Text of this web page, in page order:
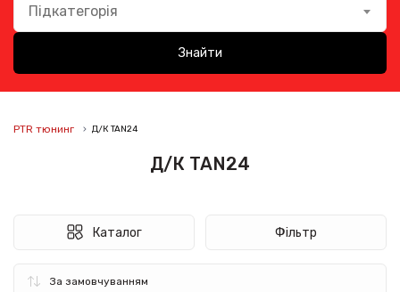
Підкатегорія
Знайти
PTR тюнинг Д/К TAN24
Д/К TAN24
Каталог Фільтр